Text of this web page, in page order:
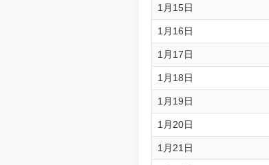
1月15日
1月16日
1月17日
1月18日
1月19日
1月20日
1月21日